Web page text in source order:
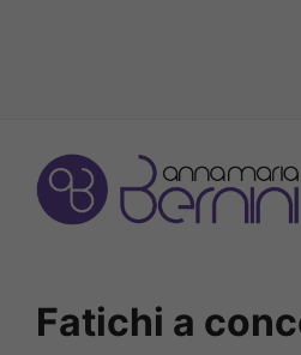
contenuto
Fatichi a